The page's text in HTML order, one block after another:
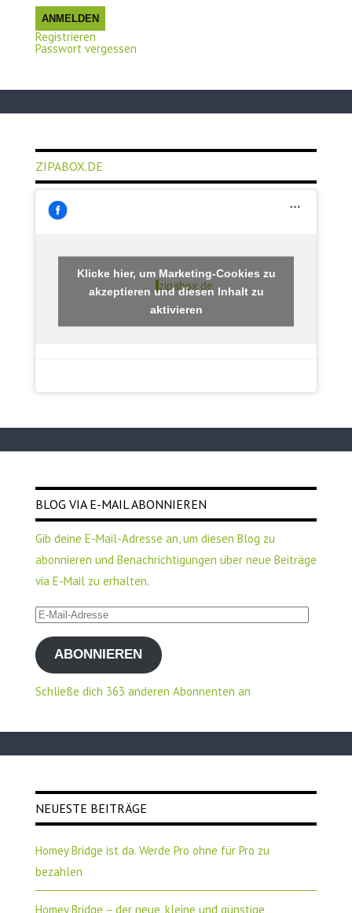
ANMELDEN
Registrieren
Passwort vergessen
ZIPABOX.DE
zipabox.de
Klicke hier, um Marketing-Cookies zu
akzeptieren und diesen Inhalt zu
aktivieren
BLOG VIA E-MAIL ABONNIEREN
Gib deine E-Mail-Adresse an, um diesen Blog zu
abonnieren und Benachrichtigungen über neue Beiträge
via E-Mail zu erhalten.
E-
Mail-
AdresseABONNIEREN
Schließe dich 363 anderen Abonnenten an
NEUESTE BEITRÄGE
Homey Bridge ist da. Werde Pro ohne für Pro zu
bezahlen
Homey Bridge – der neue, kleine und günstige